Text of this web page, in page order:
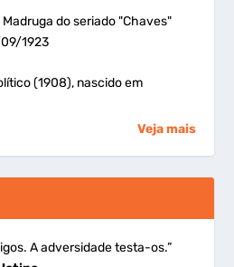
Madruga do seriado "Chaves"
1923
(1908), nascido em
Veja mais
A adversidade testa-os.”